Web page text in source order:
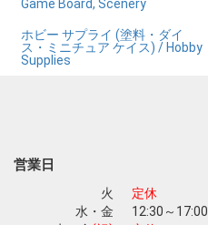
Game Board, Scenery
ホビー サプライ (塗料・ダイ
ス・ミニチュア ケイス) / Hobby
Supplies
営業日
火
定休
水・金
12:30～17:00